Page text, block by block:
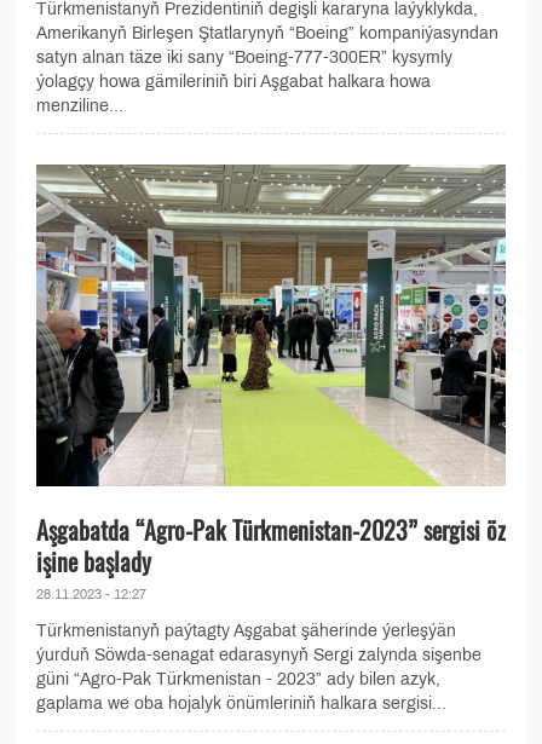
Türkmenistanyň Prezidentiniň degişli kararyna laýyklykda,
Amerikanyň Birleşen Ştatlarynyň “Boeing” kompaniýasyndan
satyn alnan täze iki sany “Boeing-777-300ER” kysymly
ýolagçy howa gämileriniň biri Aşgabat halkara howa
menziline...
Aşgabatda “Agro-Pak Türkmenistan-2023” sergisi öz
işine başlady
28.11.2023 - 12:27
Türkmenistanyň paýtagty Aşgabat şäherinde ýerleşýän
ýurduň Söwda-senagat edarasynyň Sergi zalynda sişenbe
güni “Agro-Pak Türkmenistan - 2023” ady bilen azyk,
gaplama we oba hojalyk önümleriniň halkara sergisi...